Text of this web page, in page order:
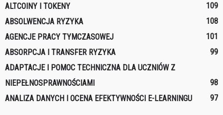
ALTCOINY I TOKENY
109
ABSOLWENCJA RYZYKA
108
AGENCJE PRACY TYMCZASOWEJ
101
ABSORPCJA I TRANSFER RYZYKA
99
ADAPTACJE I POMOC TECHNICZNA DLA UCZNIÓW Z
NIEPEŁNOSPRAWNOŚCIAMI
98
ANALIZA DANYCH I OCENA EFEKTYWNOŚCI E-LEARNINGU
97